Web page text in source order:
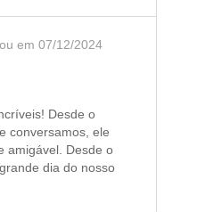
em 07/12/2024
Desde o
conversamos, ele
amigável. Desde o
dia do nosso